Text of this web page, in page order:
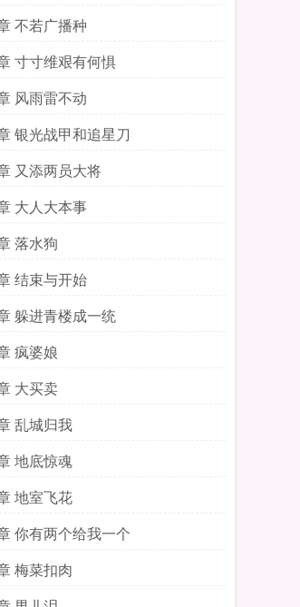
不若广播种
寸寸维艰有何惧
风雨雷不动
银光战甲和追星刀
又添两员大将
大人大本事
落水狗
结束与开始
躲进青楼成一统
疯婆娘
大买卖
乱城归我
地底惊魂
地室飞花
你有两个给我一个
梅菜扣肉